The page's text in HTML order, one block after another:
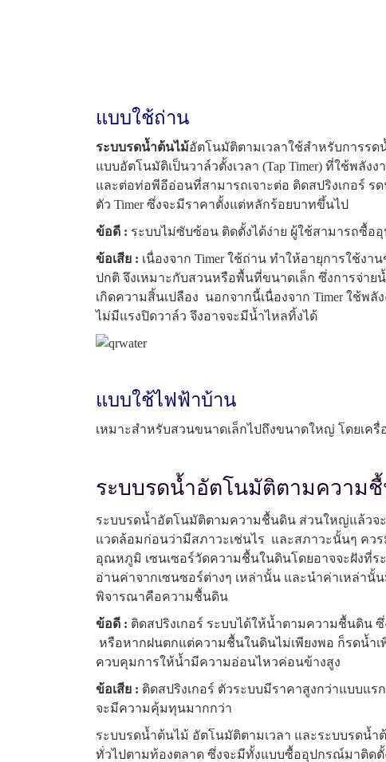
แบบใช้ถ่าน
ระบบรดน้ำต้นไม้อัตโนมัติตามเวลาใช้สำหรับการร
แบบอัตโนมัติเป็นวาล์วตั้งเวลา (Tap Timer) ที่ใช้พลั
และต่อท่อพีอีอ่อนที่สามารถเจาะต่อ ติดสปริงเกอร์ ร
ตัว Timer ซึ่งจะมีราคาตั้งแต่หลักร้อยบาทขึ้นไป
ข้อดี : ระบบไม่ซับซ้อน ติดตั้งได้ง่าย ผู้ใช้สามารถซื้อ
ข้อเสีย : เนื่องจาก Timer ใช้ถ่าน ทำให้อายุการใช้ง
ปกติ จึงเหมาะกับสวนหรือพื้นที่ขนาดเล็ก ซึ่งการจ่าย
เกิดความสิ้นเปลือง นอกจากนี้เนื่องจาก Timer ใช้พ
ไม่มีแรงปิดวาล์ว จึงอาจจะมีน้ำไหลทิ้งได้
แบบใช้ไฟฟ้าบ้าน
เหมาะสำหรับสวนขนาดเล็กไปถึงขนาดใหญ่ โดยเ
ระบบรดน้ำอัตโนมัติตามความ
ระบบรดน้ำอัตโนมัติตามความชื้นดิน ส่วนใหญ่แล้วจ
แวดล้อมก่อนว่ามีสภาวะเช่นไร และสภาวะนั้นๆ ควร
อุณหภูมิ เซนเซอร์วัดความชื้นในดินโดยอาจจะฝังที่
อ่านค่าจากเซนซอร์ต่างๆ เหล่านั้น และนำค่าเหล่า
พิจารณาคือความชื้นดิน
ข้อดี : ติดสปริงเกอร์ ระบบได้ให้น้ำตามความชื้นดิน
หรือหากฝนตกแต่ความชื้นในดินไม่เพียงพอ ก็รดน้ำ
ควบคุมการให้น้ำมีความอ่อนไหวค่อนข้างสูง
ข้อเสีย : ติดสปริงเกอร์ ตัวระบบมีราคาสูงกว่าแบบแ
จะมีความคุ้มทุนมากกว่า
ระบบรดน้ำต้นไม้ อัตโนมัติตามเวลา และระบบรดน้
ทั่วไปตามท้องตลาด ซึ่งจะมีทั้งแบบซื้ออุปกรณ์มาติดตั้